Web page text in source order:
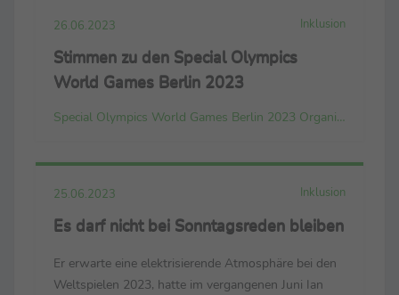
26.06.2023 Inklusion
Stimmen zu den Special Olympics
World Games Berlin 2023
Special Olympics World Games Berlin 2023 Organizing Committee gGmbH
25.06.2023 Inklusion
Es darf nicht bei Sonntagsreden bleiben
Er erwarte eine elektrisierende Atmosphäre bei den
Weltspielen 2023, hatte im vergangenen Juni Ian